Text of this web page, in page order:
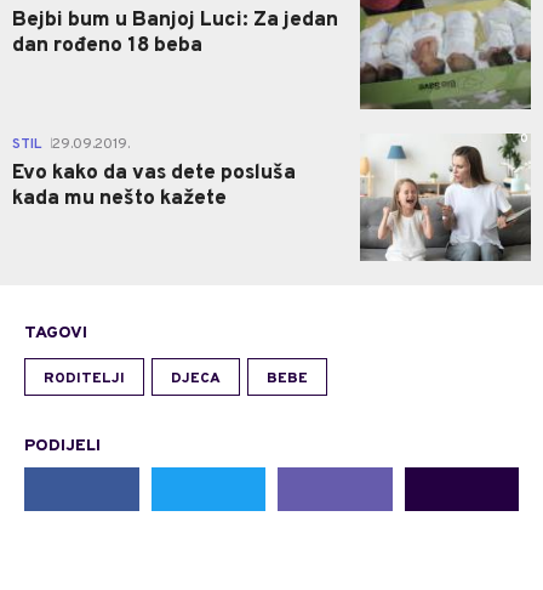
Bejbi bum u Banjoj Luci: Za jedan
dan rođeno 18 beba
STIL 29.09.2019.
Evo kako da vas dete posluša
kada mu nešto kažete
0
TAGOVI
RODITELJI DJECA BEBE
PODIJELI